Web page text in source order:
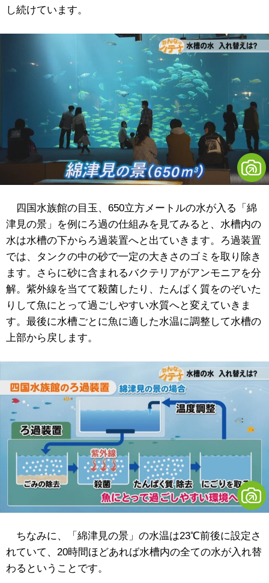
し続けています。
四国水族館の目玉、650立方メートルの水が入る「綿
津見の景」を例にろ過の仕組みを見てみると、水槽内の
水は水槽の下からろ過装置へと出ていきます。ろ過装置
では、タンクの中の砂で一定の大きさのゴミを取り除き
ます。さらに砂に含まれるバクテリアがアンモニアを分
解。紫外線を当てて殺菌したり、たんぱく質をのぞいた
りして魚にとって過ごしやすい水質へと変えていきま
す。最後に水槽ごとに魚に適した水温に調整して水槽の
上部から戻します。
ちなみに、「綿津見の景」の水温は23℃前後に設定さ
れていて、20時間ほどあれば水槽内の全ての水が入れ替
わるということです。